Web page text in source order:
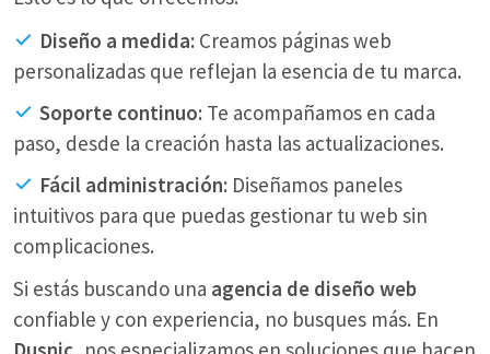
Diseño a medida: Creamos páginas web
personalizadas que reflejan la esencia de tu marca.
Soporte continuo: Te acompañamos en cada
paso, desde la creación hasta las actualizaciones.
Fácil administración: Diseñamos paneles
intuitivos para que puedas gestionar tu web sin
complicaciones.
Si estás buscando una agencia de diseño web
confiable y con experiencia, no busques más. En